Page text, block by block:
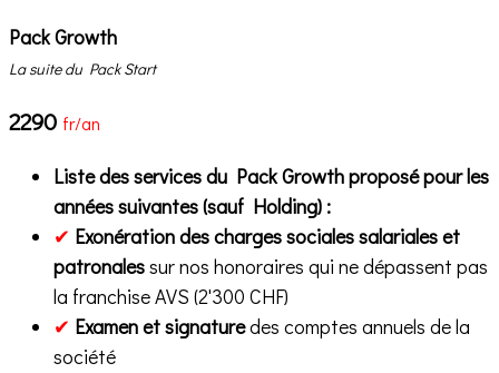
Pack Growth
La suite du Pack Start
2290 fr/an
Liste des services du Pack Growth proposé pour les
années suivantes (sauf Holding) :
✔ Exonération des charges sociales salariales et
patronalessur nos honoraires qui ne dépassent pas
la franchise AVS (2'300 CHF)
✔ Examen et signaturedes comptes annuels de la
société